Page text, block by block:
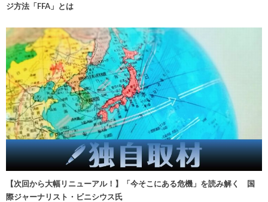
ジ方法「FFA」とは
【次回から大幅リニューアル！】「今そこにある危機」を読み解く 国
際ジャーナリスト・ビニシウス氏